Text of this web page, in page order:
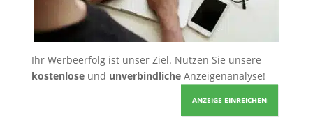
Ihr Werbeerfolg ist unser Ziel. Nutzen Sie unsere
kostenloseund unverbindlicheAnzeigenanalyse!
ANZEIGE EINREICHEN